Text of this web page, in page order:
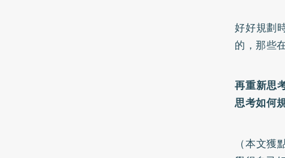
好好規劃
的，那些
再重新思
思考如何
（本文